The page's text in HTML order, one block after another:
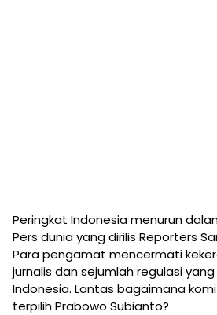
Peringkat Indonesiamenurun
Pers dunia yang dirilis Reporters
Para pengamat mencermati
jurnalis dan sejumlah regulasi
Indonesia. Lantas bagaimana
terpilihPrabowo Subianto?